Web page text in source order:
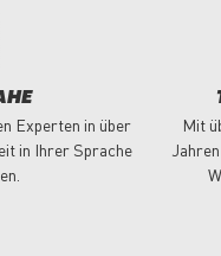
Experten in über
in Ihrer Sprache
Mit